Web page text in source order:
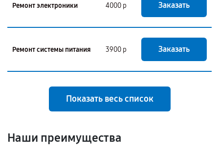
Ремонт электроники 4000 р Заказать
Ремонт системы питания 3900 р Заказать
Показать весь список
Наши преимущества